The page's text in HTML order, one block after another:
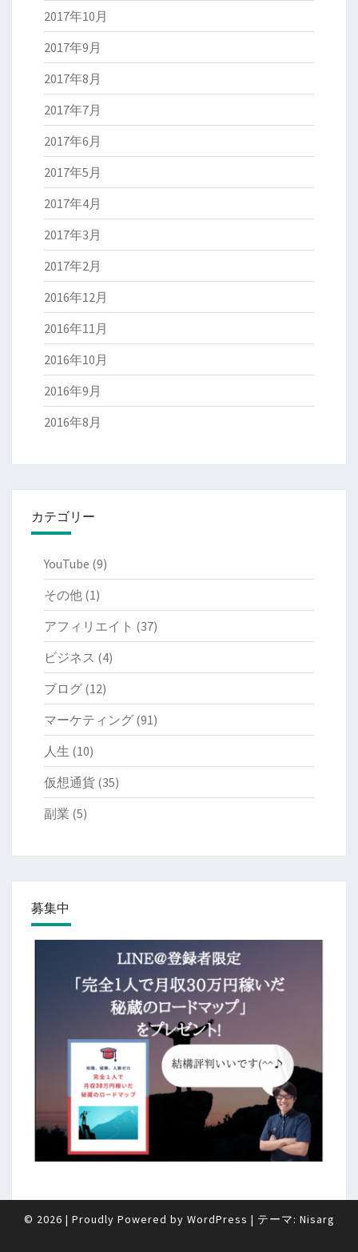
2017年10月
2017年9月
2017年8月
2017年7月
2017年6月
2017年5月
2017年4月
2017年3月
2017年2月
2016年12月
2016年11月
2016年10月
2016年9月
2016年8月
カテゴリー
YouTube (9)
その他 (1)
アフィリエイト (37)
ビジネス (4)
ブログ (12)
マーケティング (91)
人生 (10)
仮想通貨 (35)
副業 (5)
募集中
© 2026 | Proudly Powered by WordPress | テーマ: Nisarg